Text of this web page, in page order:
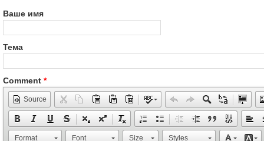
Ваше имя
Тема
Comment *
Source
Format Font Size Styles